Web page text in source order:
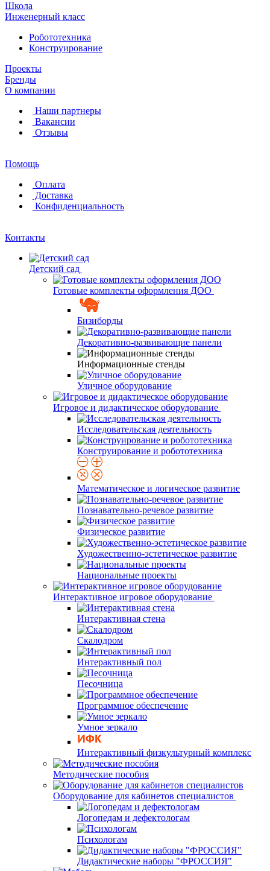
Школа
Инженерный класс
Робототехника
Конструирование
Проекты
Бренды
О компании
Наши партнеры
Вакансии
Отзывы
Помощь
Оплата
Доставка
Конфиденциальность
Контакты
Детский сад
Готовые комплекты оформления ДОО
Бизиборды
Декоративно-развивающие панели
Информационные стенды
Уличное оборудование
Игровое и дидактическое оборудование
Исследовательская деятельность
Конструирование и робототехника
Математическое и логическое развитие
Познавательно-речевое развитие
Физическое развитие
Художественно-эстетическое развитие
Национальные проекты
Интерактивное игровое оборудование
Интерактивная стена
Скалодром
Интерактивный пол
Песочница
Программное обеспечение
Умное зеркало
Интерактивный физкультурный комплекс
Методические пособия
Оборудование для кабинетов специалистов
Логопедам и дефектологам
Психологам
Дидактические наборы "ФРОССИЯ"